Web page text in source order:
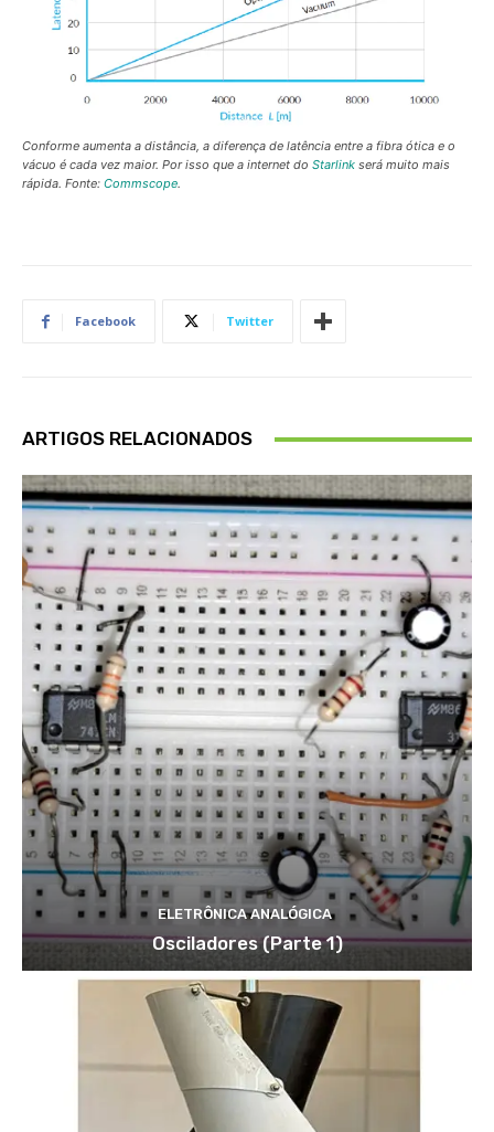
}
c
o
Conforme aumenta a distância, a diferença de latência entre a fibra ótica e o
vácuo é cada vez maior. Por isso que a internet do Starlink será muito mais
rápida. Fonte: Commscope.
Facebook Twitter
ARTIGOS RELACIONADOS
ELETRÔNICA ANALÓGICA
Osciladores (Parte 1)